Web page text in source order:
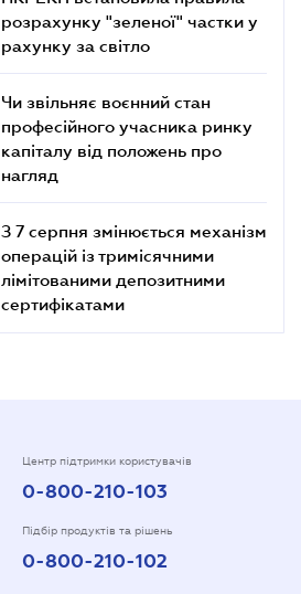
розрахунку "зеленої" частки у
рахунку за світло
Чи звільняє воєнний стан
професійного учасника ринку
капіталу від положень про
нагляд
З 7 серпня змінюється механізм
операцій із тримісячними
лімітованими депозитними
сертифікатами
Центр підтримки користувачів
0-800-210-103
Підбір продуктів та рішень
0-800-210-102